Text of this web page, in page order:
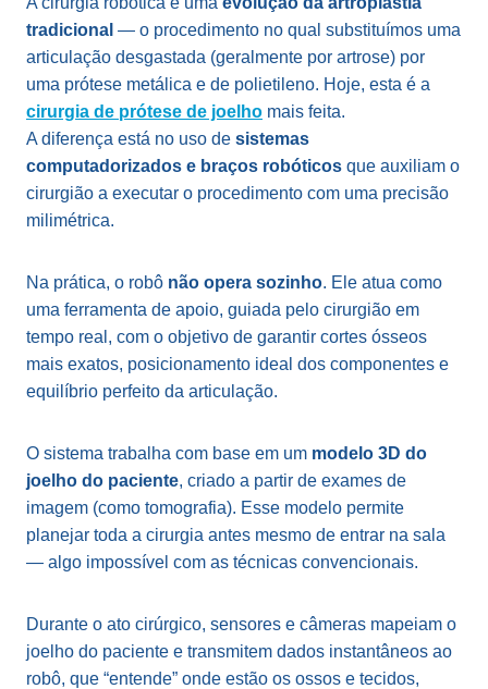
tradicional — o procedimento no qual substituímos uma
articulação desgastada (geralmente por artrose) por
uma prótese metálica e de polietileno. Hoje, esta é a
cirurgia de prótese de joelho mais feita.
A diferença está no uso de sistemas
computadorizados e braços robóticos que auxiliam o
cirurgião a executar o procedimento com uma precisão
milimétrica.
Na prática, o robô não opera sozinho. Ele atua como
uma ferramenta de apoio, guiada pelo cirurgião em
tempo real, com o objetivo de garantir cortes ósseos
mais exatos, posicionamento ideal dos componentes e
equilíbrio perfeito da articulação.
O sistema trabalha com base em um modelo 3D do
joelho do paciente, criado a partir de exames de
imagem (como tomografia). Esse modelo permite
planejar toda a cirurgia antes mesmo de entrar na sala
— algo impossível com as técnicas convencionais.
Durante o ato cirúrgico, sensores e câmeras mapeiam o
joelho do paciente e transmitem dados instantâneos ao
robô, que “entende” onde estão os ossos e tecidos,